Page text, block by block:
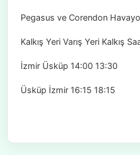
Pegasus ve Corendon
Kalkış Yeri Varış Yeri Kalkış
İzmir Üsküp 14:00 13:30
Üsküp İzmir 16:15 18:15